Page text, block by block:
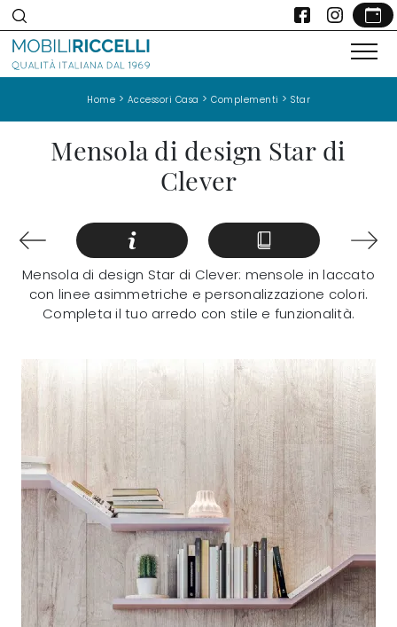
Home > Accessori Casa > Complementi > Star
Mensola di design Star di
Clever
Mensola di design Star di Clever: mensole in laccato
con linee asimmetriche e personalizzazione colori.
Completa il tuo arredo con stile e funzionalità.